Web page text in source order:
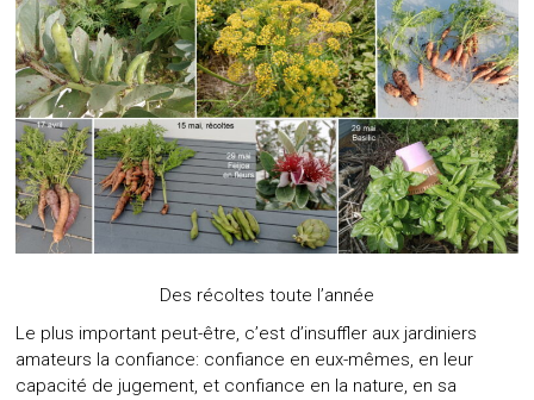
Des récoltes toute l’année
Le plus important peut-être, c’est d’insuffler aux jardiniers
amateurs la confiance: confiance en eux-mêmes, en leur
capacité de jugement, et confiance en la nature, en sa